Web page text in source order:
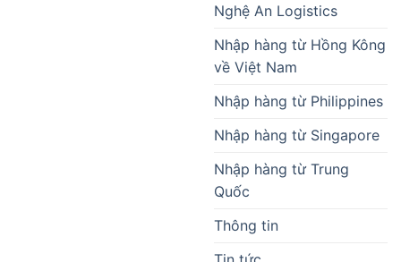
Nghệ An Logistics
Nhập hàng từ Hồng Kông
về Việt Nam
Nhập hàng từ Philippines
Nhập hàng từ Singapore
Nhập hàng từ Trung
Quốc
Thông tin